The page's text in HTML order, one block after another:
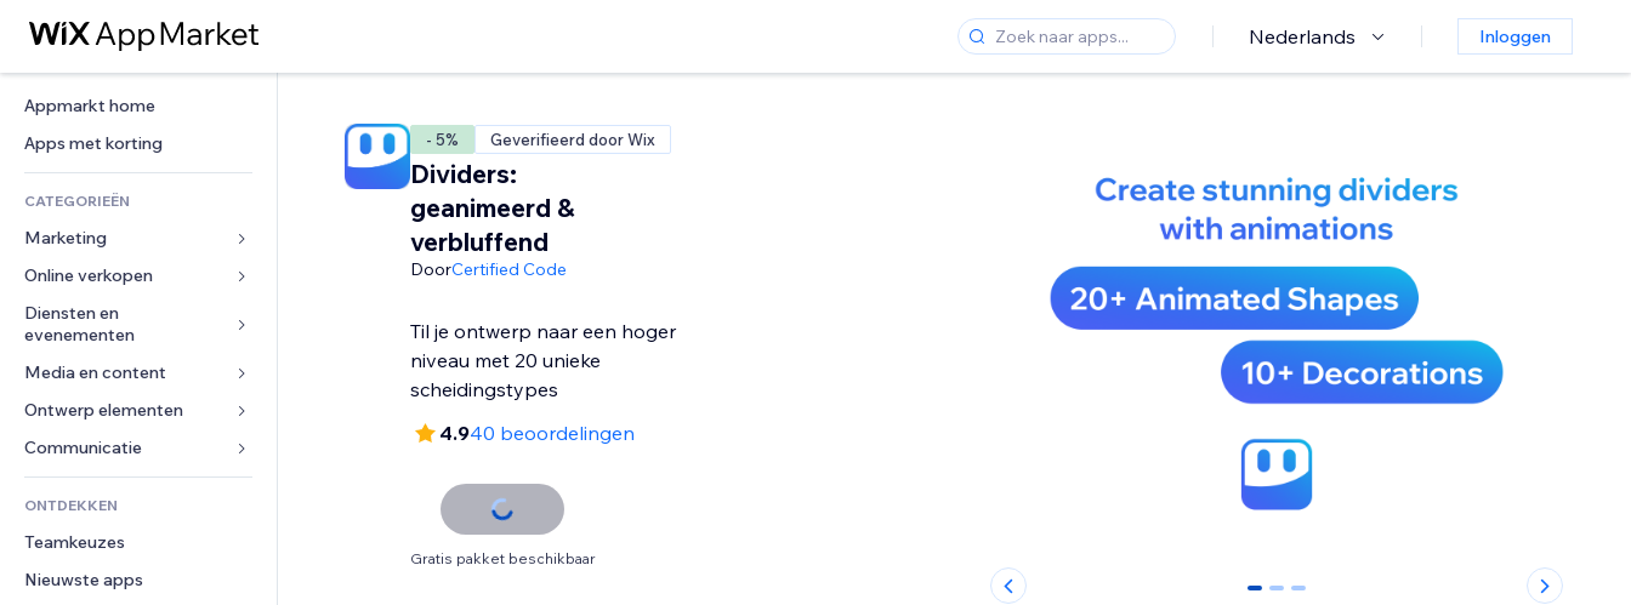
Nederlands Inloggen
Appmarkt home
Apps met korting
CATEGORIEËN
Marketing
Advertenties
Mobiel
Analytics
Social media
SEO
Betrokkenheid
Websitevermeldingen
E-mail
Conversie
Online verkopen
Apps voor webshops
Verzending en levering
Verkoopknoppen
Online cursussen
Print on demand
Boekhouding
Coupons en loyaliteit
Opslagoplossingen
Dropshipping
Diensten en
evenementen
Hotels
Evenementen
Restaurants
Vastgoed
Boekingen
Media en content
Galerij
Muziek
Podcasts
Fotografie
Video
PDF
Ontwerp elementen
Kaarten en navigatie
Privacy en beveiliging
Ontime
Pagina templates
Afbeeldingseffecten
Formulieren
Enquêtes
Chat
ONTDEKKEN
Teamkeuzes
Nieuwste apps
- 5% Geverifieerd door Wix
Dividers:
geanimeerd &
verbluffend
DoorCertified Code
Til je ontwerp naar een hoger
niveau met 20 unieke
scheidingstypes
4.940 beoordelingen
Gratis pakket beschikbaar
0 1 2